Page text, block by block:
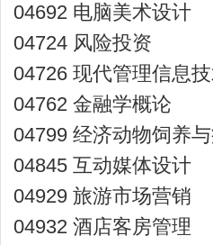
04692 电脑美术设计
04724 风险投资
04726 现代管理信息
04762 金融学概论
04799 经济动物饲养
04845 互动媒体设计
04929 旅游市场营销
04932 酒店客房管理